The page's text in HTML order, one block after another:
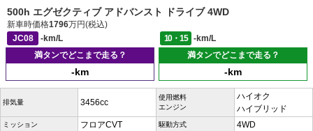
500h エグゼクティブ アドバンスト ドライブ 4WD
新車時価格1796万円(税込)
JC08
-km/L 10・15
-km/L
満タンでどこまで走る？
-km
満タンでどこまで走る？
-km
排気量 3456cc
使用燃料
エンジン
ハイオク
ハイブリッド
ミッション フロアCVT 駆動方式 4WD